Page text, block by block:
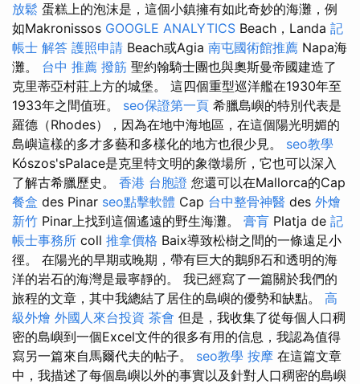
放鬆 蛋糕上的泡沫是，這個小鎮擁有如此奇妙的海灘，例
如Makronissos GOOGLE ANALYTICS Beach，Landa 記
帳士 解答 護照申請 Beach或Agia 南屯國術館推薦 Napa海
灘。 台中 推薦 撥筋 聖約翰騎士團也與奧斯曼帝國建造了
克里蒂亞村莊上方的城堡。 這四個重型巡洋艦在1930年至
1933年之間值班。 seo保證第一頁 希臘島嶼的特別代表是
羅德（Rhodes），因為在地中海地區，在這個陽光明媚的
島嶼這樣的多才多藝和多樣化的地方也很少見。 seo教學
Kószos'sPalace是克里特文明的象徵場所，它也可以深入
了解古希臘歷史。 香港 台胞證 您還可以在Mallorca的Cap
餐盒 des Pinar seo點擊軟體 Cap 台中整骨神醫 des 外燴
新竹 Pinar上找到這個遙遠的野生海灘。 膏肓 Platja de 記
帳士事務所 coll 推拿價格 Baix導致松樹之間的一條遠足小
徑。 在陽光的早期或晚期，帶有巨大的鵝卵石和透明的海
洋的岩石的海灣是最寧靜的。 我已經寫了一篇關於我們的
旅程的文章，其中我總結了居住的島嶼的優勢和缺點。 高
級外燴 外國人來台投資 茶會 但是，我收集了從每個人口稠
密的島嶼到一個Excel文件的很多有用的信息，我認為值得
寫另一篇來自馬爾代夫的帖子。 seo教學 按摩 在這篇文章
中，我描述了每個島嶼以外的事實以及針對人口稠密的島嶼